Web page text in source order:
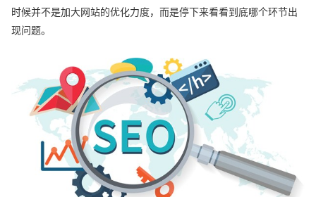
时候并不是加大网站的优化力度，而是停下来看看到底哪个环节出
现问题。